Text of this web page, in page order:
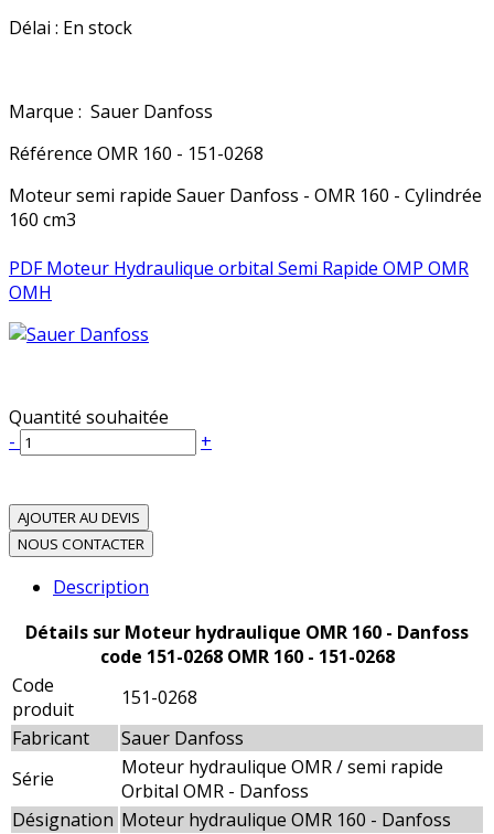
Délai : En stock
Marque : Sauer Danfoss
Référence OMR 160 - 151-0268
Moteur semi rapide Sauer Danfoss - OMR 160 - Cylindrée
160 cm3
PDF Moteur Hydraulique orbital Semi Rapide OMP OMR
OMH
Quantité souhaitée
-
+
AJOUTER AU DEVIS
NOUS CONTACTER
Description
Détails sur Moteur hydraulique OMR 160 - Danfoss
code 151-0268 OMR 160 - 151-0268
Code
produit
151-0268
Fabricant
Sauer Danfoss
Série
Moteur hydraulique OMR / semi rapide
Orbital OMR - Danfoss
Désignation Moteur hydraulique OMR 160 - Danfoss